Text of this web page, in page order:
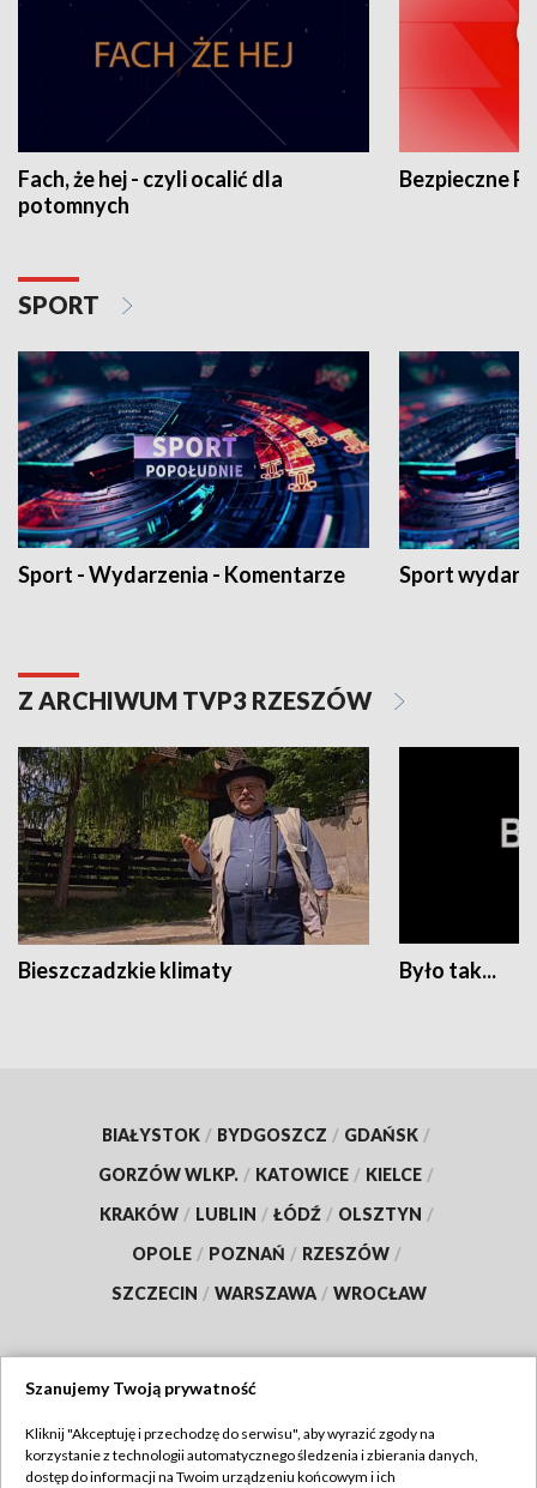
Fach, że hej - czyli ocalić dla
potomnych
Bezpieczne
SPORT
Sport - Wydarzenia - Komentarze Sport
Z ARCHIWUM TVP3 RZESZÓW
Bieszczadzkie klimaty Było tak...
BIAŁYSTOK / BYDGOSZCZ / GDAŃSK /
GORZÓW WLKP. / KATOWICE / KIELCE /
KRAKÓW / LUBLIN / ŁÓDŹ / OLSZTYN /
OPOLE / POZNAŃ / RZESZÓW /
SZCZECIN / WARSZAWA / WROCŁAW
TVP
Szanujemy Twoją prywatność
Kliknij "Akceptuję i przechodzę do serwisu", aby wyrazić zgody na
korzystanie z technologii automatycznego śledzenia i zbierania danych,
dostęp do informacji na Twoim urządzeniu końcowym i ich